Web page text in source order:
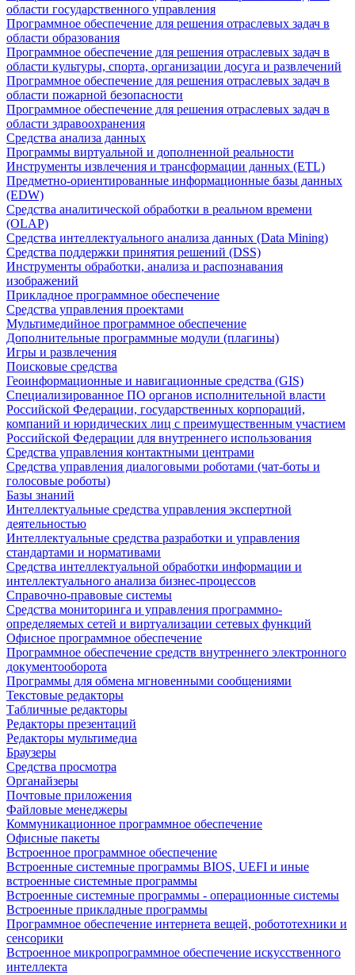
области государственного управления
Программное обеспечение для решения отраслевых задач в
области образования
Программное обеспечение для решения отраслевых задач в
области культуры, спорта, организации досуга и развлечений
Программное обеспечение для решения отраслевых задач в
области пожарной безопасности
Программное обеспечение для решения отраслевых задач в
области здравоохранения
Средства анализа данных
Программы виртуальной и дополненной реальности
Инструменты извлечения и трансформации данных (ETL)
Предметно-ориентированные информационные базы данных
(EDW)
Средства аналитической обработки в реальном времени
(OLAP)
Средства интеллектуального анализа данных (Data Mining)
Средства поддержки принятия решений (DSS)
Инструменты обработки, анализа и распознавания
изображений
Прикладное программное обеспечение
Средства управления проектами
Мультимедийное программное обеспечение
Дополнительные программные модули (плагины)
Игры и развлечения
Поисковые средства
Геоинформационные и навигационные средства (GIS)
Специализированное ПО органов исполнительной власти
Российской Федерации, государственных корпораций,
компаний и юридических лиц с преимущественным участием
Российской Федерации для внутреннего использования
Средства управления контактными центрами
Средства управления диалоговыми роботами (чат-боты и
голосовые роботы)
Базы знаний
Интеллектуальные средства управления экспертной
деятельностью
Интеллектуальные средства разработки и управления
стандартами и нормативами
Средства интеллектуальной обработки информации и
интеллектуального анализа бизнес-процессов
Справочно-правовые системы
Средства мониторинга и управления программно-
определяемых сетей и виртуализации сетевых функций
Офисное программное обеспечение
Программное обеспечение средств внутреннего электронного
документооборота
Программы для обмена мгновенными сообщениями
Текстовые редакторы
Табличные редакторы
Редакторы презентаций
Редакторы мультимедиа
Браузеры
Средства просмотра
Органайзеры
Почтовые приложения
Файловые менеджеры
Коммуникационное программное обеспечение
Офисные пакеты
Встроенное программное обеспечение
Встроенные системные программы BIOS, UEFI и иные
встроенные системные программы
Встроенные системные программы - операционные системы
Встроенные прикладные программы
Программное обеспечение интернета вещей, робототехники и
сенсорики
Встроенное микропрограммное обеспечение искусственного
интеллекта